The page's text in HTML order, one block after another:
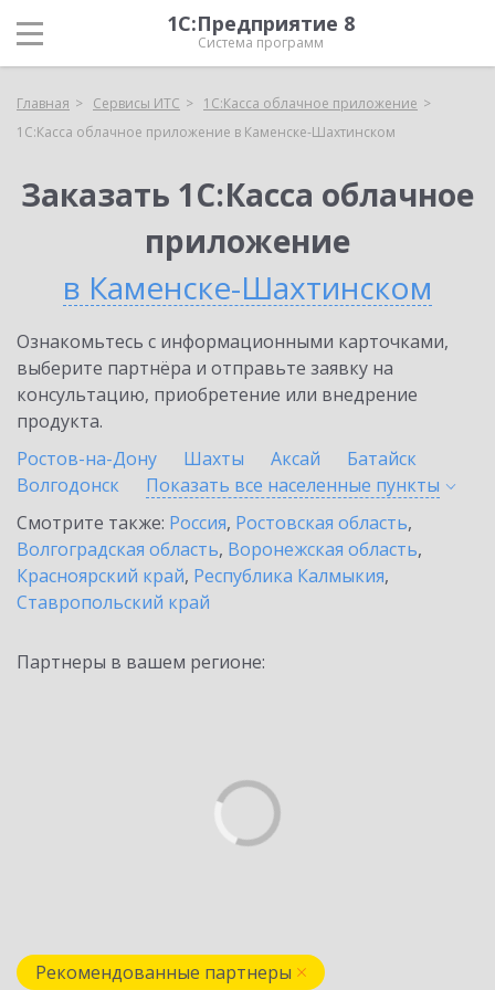
1С:Предприятие 8
Система программ
Главная Сервисы ИТС
1С:Касса облачное приложение
1С:Касса облачное приложение в Каменске-Шахтинском
Заказать 1С:Касса облачное
приложение
в Каменске-Шахтинском
Ознакомьтесь с информационными карточками,
выберите партнёра и отправьте заявку на
консультацию, приобретение или внедрение
продукта.
Ростов-на-Дону
Шахты Аксай
Батайск
Волгодонск
Показать все населенные пункты
Смотрите также: Россия, Ростовская область,
Волгоградская область, Воронежская область,
Красноярский край, Республика Калмыкия,
Ставропольский край
Партнеры в вашем регионе:
Рекомендованные партнеры